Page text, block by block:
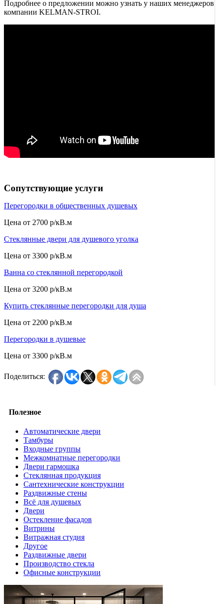
Подробнее о предложении можно узнать у наших менеджеров
компании KELMAN-STROI.
Сопутствующие услуги
Перегородки в общественных душевых
Цена от 2700 р/кВ.м
Стеклянные двери для душевого уголка
Цена от 3300 р/кВ.м
Ванна со стеклянной перегородкой
Цена от 3200 р/кВ.м
Купить стеклянные перегородки для душа
Цена от 2200 р/кВ.м
Перегородки в душевые
Цена от 3300 р/кВ.м
Поделиться:
Полезное
Автоматические двери
Тамбуры
Входные группы
Межкомнатные перегородки
Двери гармошка
Стеклянная продукция
Сантехнические конструкции
Раздвижные стены
Всё для душевых
Двери
Остекление фасадов
Витрины
Витражная студия
Другое
Раздвижные двери
Производство стекла
Офисные конструкции